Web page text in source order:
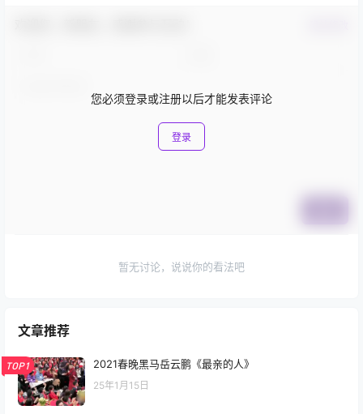
您必须登录或注册以后才能发表评论
登录
暂无讨论，说说你的看法吧
文章推荐
TOP1 2021春晚黑马岳云鹏《最亲的人》
25年1月15日